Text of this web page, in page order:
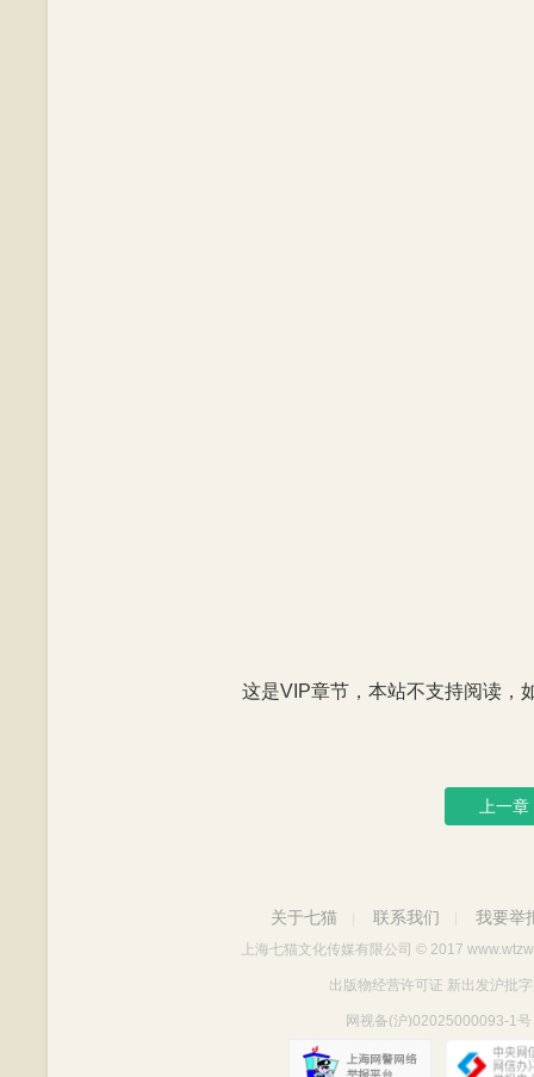
这是VIP章节，本站不支持阅读，
上一章
关于七猫 联系我们 我要举
上海七猫文化传媒有限公司 © 2017
出版物经营许可证 新出发沪批
网视备(沪)02025000093-1